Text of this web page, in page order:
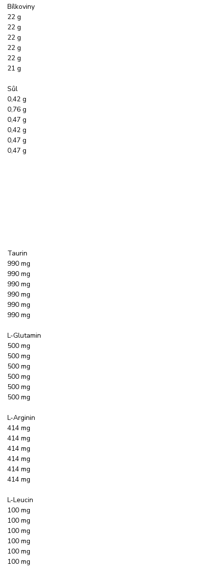
Bílkoviny
22 g
22 g
22 g
22 g
22 g
21 g
Sůl
0,42 g
0,76 g
0,47 g
0,42 g
0,47 g
0,47 g
Taurin
990 mg
990 mg
990 mg
990 mg
990 mg
990 mg
L-Glutamin
500 mg
500 mg
500 mg
500 mg
500 mg
500 mg
L-Arginin
414 mg
414 mg
414 mg
414 mg
414 mg
414 mg
L-Leucin
100 mg
100 mg
100 mg
100 mg
100 mg
100 mg